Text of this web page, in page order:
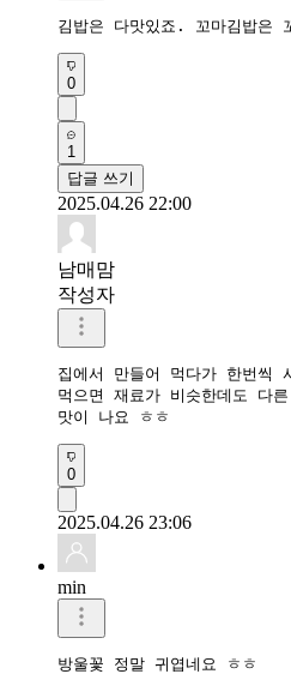
김밥은 다맛있죠. 꼬마김밥은
0
1
답글 쓰기
2025.04.26 22:00
남매맘
작성자
집에서 만들어 먹다가 한번씩
먹으면 재료가 비슷한데도 다른
맛이 나요 ㅎㅎ
0
2025.04.26 23:06
min
방울꽃 정말 귀엽네요 ㅎㅎ